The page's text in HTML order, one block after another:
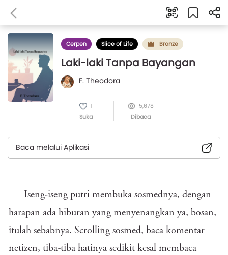
Cerpen Slice of Life Bronze
Laki-laki Tanpa Bayangan
F. Theodora
1
Suka
5,678
Dibaca
Baca melalui Aplikasi
Iseng-iseng putri membuka sosmednya, dengan
harapan ada hiburan yang menyenangkan ya, bosan,
itulah sebabnya. Scrolling sosmed, baca komentar
netizen, tiba-tiba hatinya sedikit kesal membaca